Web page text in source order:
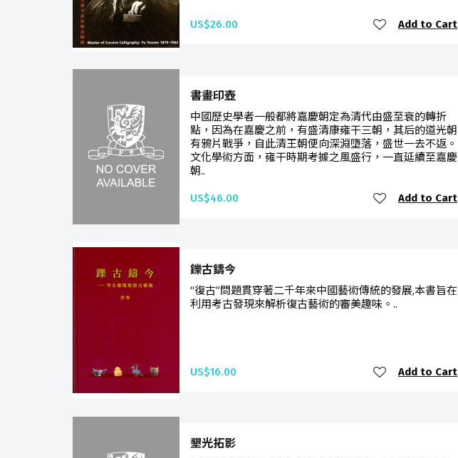
US$26.00 Add to Cart
書畫印壺
中國歷史學者一般都將嘉慶朝定為清代由盛至衰的轉折
點，因為在嘉慶之前，有盛清康雍干三朝，其后的道光朝
有鴉片戰爭，自此清王朝便向深淵墮落，盛世一去不返。
文化學術方面，雍干時期考據之風盛行，一直延續至嘉慶
朝..
US$46.00 Add to Cart
鑠古鑄今
“復古”問題貫穿著二千年來中國藝術傳統的發展,本書旨在
利用考古發現來解析復古藝術的審美趣味。..
US$16.00 Add to Cart
墾光拓影